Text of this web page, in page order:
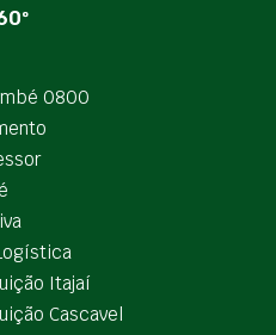
0800
Itajaí
Cascavel